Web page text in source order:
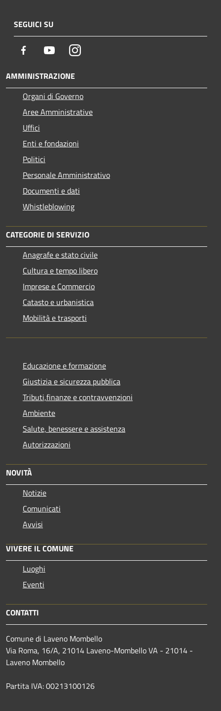
SEGUICI SU
Facebook YoutubeInstagram
AMMINISTRAZIONE
Organi di Governo
Aree Amministrative
Uffici
Enti e fondazioni
Politici
Personale Amministrativo
Documenti e dati
Whistleblowing
CATEGORIE DI SERVIZIO
Anagrafe e stato civile
Cultura e tempo libero
Imprese e Commercio
Catasto e urbanistica
Mobilità e trasporti
Educazione e formazione
Giustizia e sicurezza pubblica
Tributi,finanze e contravvenzioni
Ambiente
Salute, benessere e assistenza
Autorizzazioni
NOVITÀ
Notizie
Comunicati
Avvisi
VIVERE IL COMUNE
Luoghi
Eventi
CONTATTI
Comune di Laveno Mombello
Via Roma, 16/A, 21014 Laveno-Mombello VA - 21014 -
Laveno Mombello
Partita IVA: 00213100126